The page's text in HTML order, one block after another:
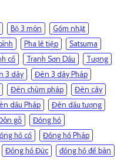
Bộ 3 món
Gốm nhật
Pha lê tiệp
Satsuma
cổ Tranh Sơn Dầu
Tượng
3 dây
Đèn 3 dây Pháp
Đèn chùm pháp
Đèn cây
dầu Pháp
Đèn dầu tượng
gỗ
Đồng hồ
hồ cổ
Đồng hồ Pháp
Đồng hồ Đức đồng hồ để bàn